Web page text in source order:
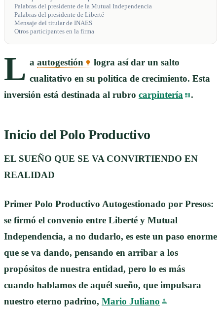
Palabras del presidente de la Mutual Independencia
Palabras del presidente de Liberté
Mensaje del titular de INAES
Otros participantes en la firma
L a autogestión
logra así dar un salto
cualitativo en su política de crecimiento. Esta
inversión está destinada al rubro carpintería .
Inicio del Polo Productivo
EL SUEÑO QUE SE VA CONVIRTIENDO EN
REALIDAD
Primer Polo Productivo Autogestionado por Presos:
se firmó el convenio entre Liberté y Mutual
Independencia, a no dudarlo, es este un paso enorme
que se va dando, pensando en arribar a los
propósitos de nuestra entidad, pero lo es más
cuando hablamos de aquél sueño, que impulsara
nuestro eterno padrino, Mario Juliano